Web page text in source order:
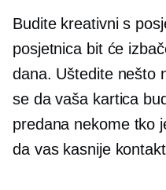
Budite kreativni s
posjetnica bit će
dana. Uštedite nešto
se da vaša kartica
predana nekome tko
da vas kasnije